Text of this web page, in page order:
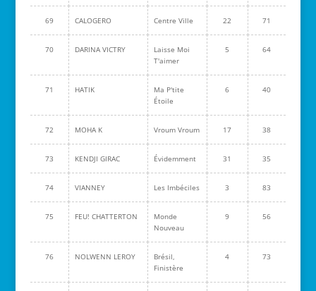
69 CALOGERO Centre Ville 22 71
70 DARINA VICTRY
Laisse Moi
T'aimer
5 64
71 HATIK
Ma P'tite
Étoile
6 40
72 MOHA K Vroum Vroum 17 38
73 KENDJI GIRAC Évidemment 31 35
74 VIANNEY Les Imbéciles 3 83
75 FEU! CHATTERTON
Monde
Nouveau
9 56
76 NOLWENN LEROY
Brésil,
Finistère
4 73